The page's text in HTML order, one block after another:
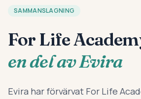
SAMMANSLAGNING
For Life
en del av Evira
Evira har förvärvat For Life